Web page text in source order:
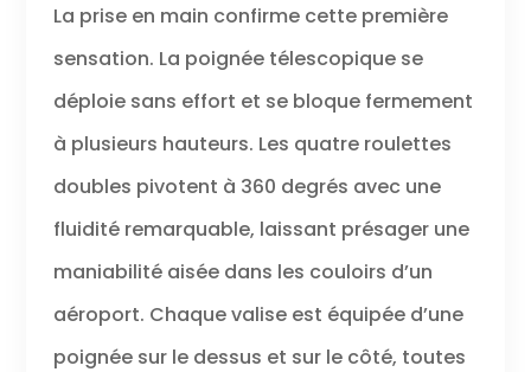
La prise en main confirme cette première
sensation. La poignée télescopique se
déploie sans effort et se bloque fermement
à plusieurs hauteurs. Les quatre roulettes
doubles pivotent à 360 degrés avec une
fluidité remarquable, laissant présager une
maniabilité aisée dans les couloirs d’un
aéroport. Chaque valise est équipée d’une
poignée sur le dessus et sur le côté, toutes